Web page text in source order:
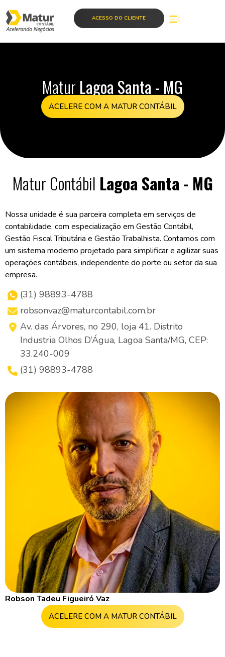
ACESSO DO CLIENTE
Matur Lagoa Santa - MG
ACELERE COM A MATUR CONTÁBIL
Matur Contábil Lagoa Santa - MG
Nossa unidade é sua parceira completa em serviços de
contabilidade, com especialização em Gestão Contábil,
Gestão Fiscal Tributária e Gestão Trabalhista. Contamos com
um sistema moderno projetado para simplificar e agilizar suas
operações contábeis, independente do porte ou setor da sua
empresa.
(31) 98893-4788
robsonvaz@maturcontabil.com.br
Av. das Árvores, no 290, loja 41. Distrito
Industria Olhos D’Água, Lagoa Santa/MG, CEP:
33.240-009
(31) 98893-4788
Robson Tadeu Figueiró Vaz
ACELERE COM A MATUR CONTÁBIL